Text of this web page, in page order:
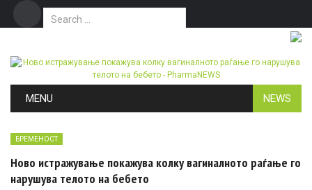
Search for:
MENU NEWS
БРЕМЕНОСТ
Ново истражување покажува колку вагиналното раѓање го
нарушува телото на бебето